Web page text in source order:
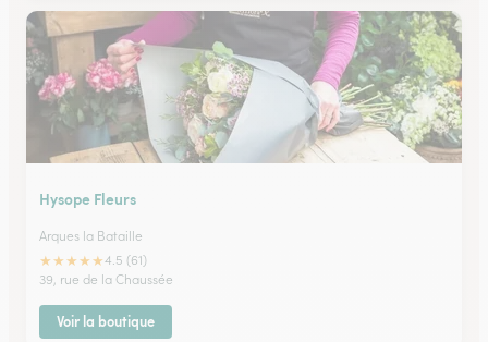
Hysope Fleurs
Arques la Bataille
★★★★★4.5 (61)
39, rue de la Chaussée
Voir la boutique